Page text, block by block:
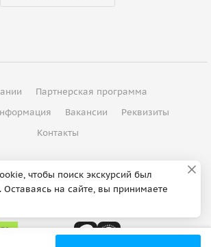
Партнерская программа
Вакансии
Реквизиты
Контакты
2012 - 2026 ООО "Спутник"
Сделано в Петербурге
чтобы поиск экскурсий был
на сайте, вы принимаете